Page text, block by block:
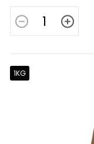
1KG